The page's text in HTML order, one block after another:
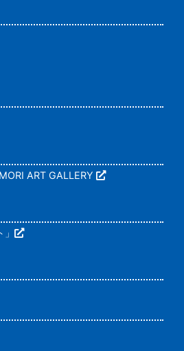
ART GALLERY